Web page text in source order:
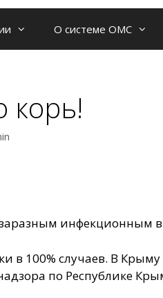
О системе ОМС
корь!
инфекционным
в 100% случаев. В
по Республике